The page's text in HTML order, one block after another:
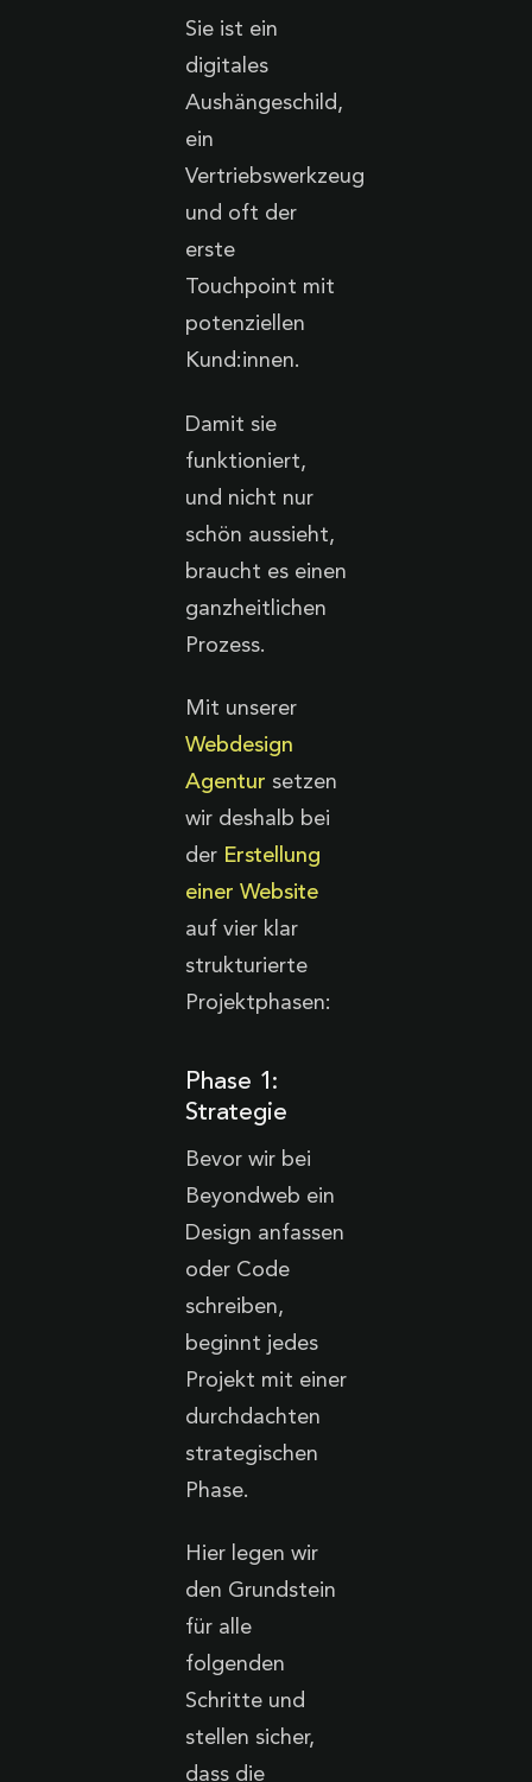
Sie ist ein
digitales
Aushängeschild,
ein
Vertriebswerkzeug
und oft der
erste
Touchpoint mit
potenziellen
Kund:innen.
Damit sie
funktioniert,
und nicht nur
schön aussieht,
braucht es einen
ganzheitlichen
Prozess.
Mit unserer
Webdesign
Agentur setzen
wir deshalb bei
der Erstellung
einer Website
auf vier klar
strukturierte
Projektphasen:
Phase 1:
Strategie
Bevor wir bei
Beyondweb ein
Design anfassen
oder Code
schreiben,
beginnt jedes
Projekt mit einer
durchdachten
strategischen
Phase.
Hier legen wir
den Grundstein
für alle
folgenden
Schritte und
stellen sicher,
dass die